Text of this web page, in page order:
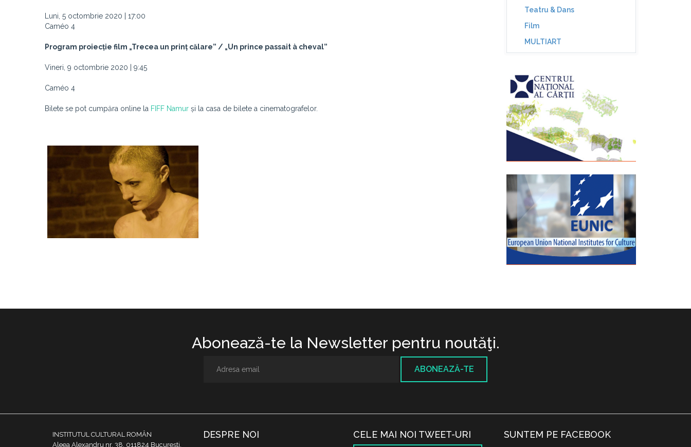
Luni, 5 octombrie 2020 | 17:00
Caméo 4
Program proiecție film „Trecea un prinț călare” / „Un prince passait à cheval”
Vineri, 9 octombrie 2020 | 9:45
Caméo 4
Bilete se pot cumpăra online la FIFF Namur și la casa de bilete a cinematografelor.
Teatru & Dans
Film
MULTIART
Abonează-te la Newsletter pentru noutăţi.
ABONEAZĂ-TE
INSTITUTUL CULTURAL ROMÂN
Aleea Alexandru nr. 38, 011824 București,
DESPRE NOI CELE MAI NOI TWEET-URI SUNTEM PE FACEBOOK